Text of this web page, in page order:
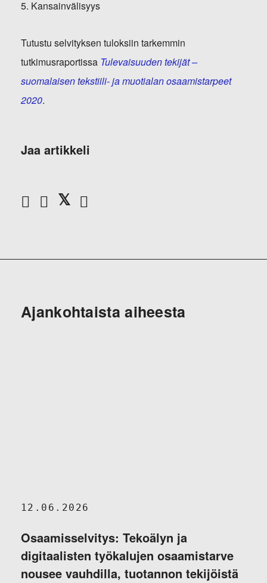
5. Kansainvälisyys
Tutustu selvityksen tuloksiin tarkemmin
tutkimusraportissa Tulevaisuuden tekijät –
suomalaisen tekstiili- ja muotialan osaamistarpeet
2020.
Jaa artikkeli
Ajankohtaista aiheesta
12.06.2026
Osaamisselvitys: Tekoälyn ja
digitaalisten työkalujen osaamistarve
nousee vauhdilla, tuotannon tekijöistä